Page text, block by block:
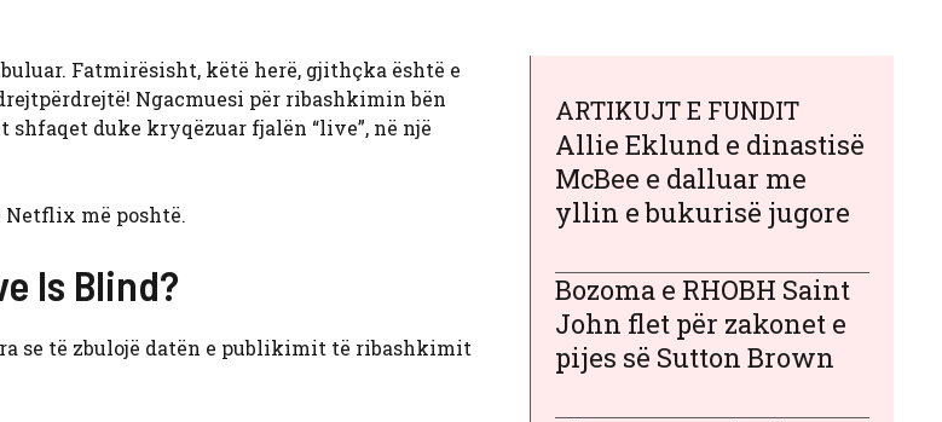
Fatmirësisht, këtë herë, gjithçka është e
Ngacmuesi për ribashkimin bën
duke kryqëzuar fjalën “live”, në një
më poshtë.
Is Blind?
se të zbulojë datën e publikimit të ribashkimit
ARTIKUJT E FUNDIT
Allie Eklund e dinastisë
McBee e dalluar me
yllin e bukurisë jugore
Bozoma e RHOBH Saint
John flet për zakonet e
pijes së Sutton Brown